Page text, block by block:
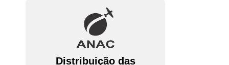
Distribuição das